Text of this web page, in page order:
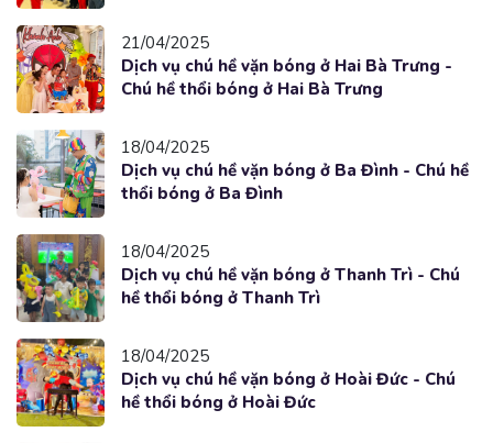
21/04/2025
Dịch vụ chú hề vặn bóng ở Hai Bà Trưng -
Chú hề thổi bóng ở Hai Bà Trưng
18/04/2025
Dịch vụ chú hề vặn bóng ở Ba Đình - Chú hề
thổi bóng ở Ba Đình
18/04/2025
Dịch vụ chú hề vặn bóng ở Thanh Trì - Chú
hề thổi bóng ở Thanh Trì
18/04/2025
Dịch vụ chú hề vặn bóng ở Hoài Đức - Chú
hề thổi bóng ở Hoài Đức